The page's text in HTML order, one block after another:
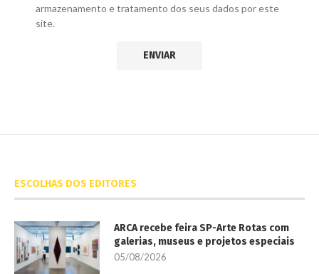
armazenamento e tratamento dos seus dados por este
site.
ESCOLHAS DOS EDITORES
ARCA recebe feira SP-Arte Rotas com
galerias, museus e projetos especiais
05/08/2026